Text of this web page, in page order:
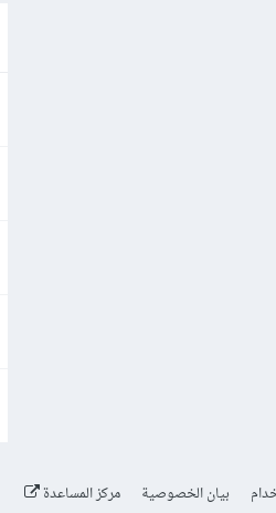
بيان الخصوصية مركز المساعدة